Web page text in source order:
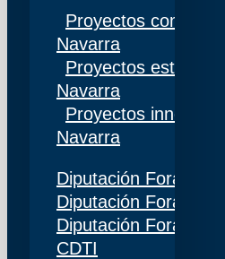
Proyectos
Navarra
Proyectos
Navarra
Proyectos
Navarra
Diputación Foral de
Diputación Foral de
Diputación Foral de
CDTI